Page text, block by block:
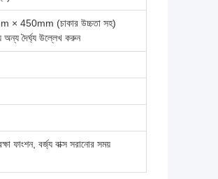
450mm (চাকার উচ্চতা সহ)
অন্য দৈর্ঘ্য উল্লেখ করুন
ফাংশন, বর্জ্য বাক্স সরানোর সময়